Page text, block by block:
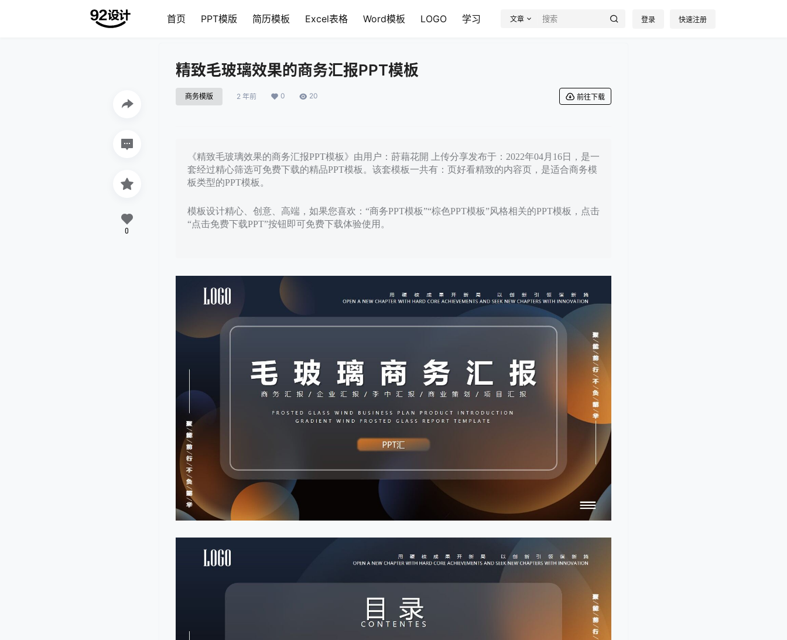
首页 PPT模版 简历模板 Excel表格 Word模板 LOGO 学习 文章 登录 快速注册
精致毛玻璃效果的商务汇报PPT模板
商务模版 2 年前 0 20 前往下载
《精致毛玻璃效果的商务汇报PPT模板》由用户：莳藉花開 上传分享发布于：2022年04月16日，是一
套经过精心筛选可免费下载的精品PPT模板。该套模板一共有：页好看精致的内容页，是适合商务模
板类型的PPT模板。
模板设计精心、创意、高端，如果您喜欢：“商务PPT模板”“棕色PPT模板”风格相关的PPT模板，点击
“点击免费下载PPT”按钮即可免费下载体验使用。
0